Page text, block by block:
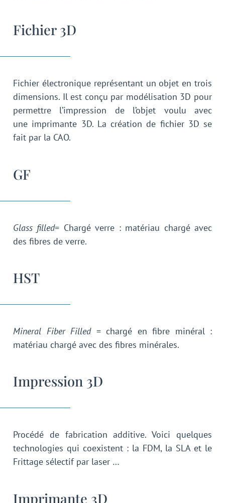
Fichier 3D
Fichier électronique représentant un objet en trois
dimensions. Il est conçu par modélisation 3D pour
permettre l’impression de l’objet voulu avec
une imprimante 3D. La création de fichier 3D se
fait par la CAO.
GF
Glass filled= Chargé verre : matériau chargé avec
des fibres de verre.
HST
Mineral Fiber Filled= chargé en fibre minéral :
matériau chargé avec des fibres minérales.
Impression 3D
Procédé de fabrication additive. Voici quelques
technologies qui coexistent : la FDM, la SLA et le
Frittage sélectif par laser …
Imprimante 3D